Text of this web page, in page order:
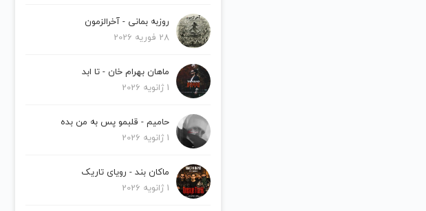
روزبه بمانی - آخرالزمون
28 فوریه 2026
ماهان بهرام خان - تا ابد
1 ژانویه 2026
حامیم - قلبمو پس به من بده
1 ژانویه 2026
ماکان بند - رویای تاریک
1 ژانویه 2026